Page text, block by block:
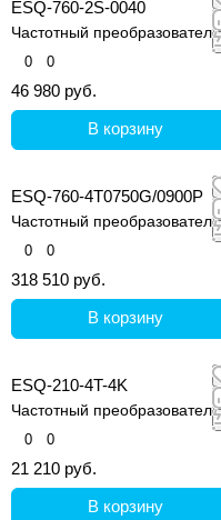
ESQ-760-2S-0040
Частотный преобразователь
0 0
46 980 руб.
В корзину
ESQ-760-4T0750G/0900P
Частотный преобразователь
0 0
318 510 руб.
В корзину
ESQ-210-4T-4K
Частотный преобразователь
0 0
21 210 руб.
В корзину